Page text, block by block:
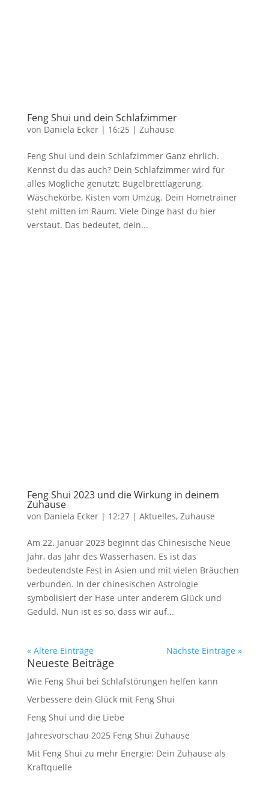
Feng Shui und dein Schlafzimmer
von Daniela Ecker| 16:25 | Zuhause
Feng Shui und dein Schlafzimmer Ganz ehrlich.
Kennst du das auch? Dein Schlafzimmer wird für
alles Mögliche genutzt: Bügelbrettlagerung,
Wäschekörbe, Kisten vom Umzug. Dein Hometrainer
steht mitten im Raum. Viele Dinge hast du hier
verstaut. Das bedeutet, dein...
Feng Shui 2023 und die Wirkung in deinem
Zuhause
von Daniela Ecker| 12:27| Aktuelles, Zuhause
Am 22. Januar 2023 beginnt das Chinesische Neue
Jahr, das Jahr des Wasserhasen. Es ist das
bedeutendste Fest in Asien und mit vielen Bräuchen
verbunden. In der chinesischen Astrologie
symbolisiert der Hase unter anderem Glück und
Geduld. Nun ist es so, dass wir auf...
« Ältere Einträge Nächste Einträge »
Neueste Beiträge
Wie Feng Shui bei Schlafstörungen helfen kann
Verbessere dein Glück mit Feng Shui
Feng Shui und die Liebe
Jahresvorschau 2025 Feng Shui Zuhause
Mit Feng Shui zu mehr Energie: Dein Zuhause als
Kraftquelle